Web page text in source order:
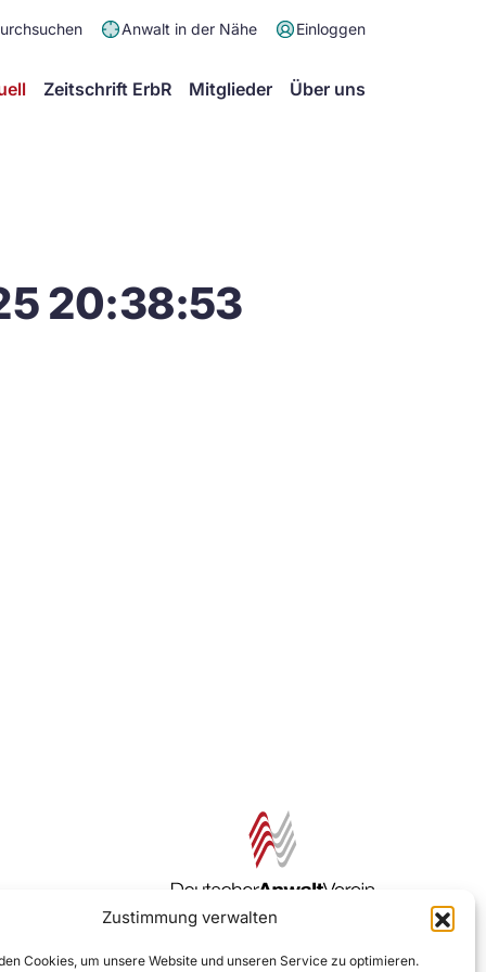
Zustimmung verwalten
Cookies, um unsere Website und unseren Service zu optimieren.
Anwalt in der Nähe Einloggen
Zeitschrift ErbR Mitglieder Über uns
20:38:53
Zur DAV Webseite